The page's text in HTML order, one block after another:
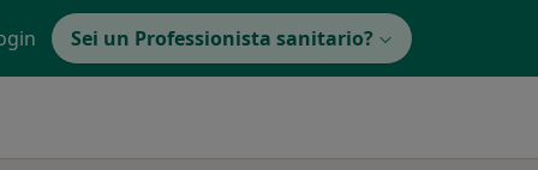
Sei un Professionista sanitario?